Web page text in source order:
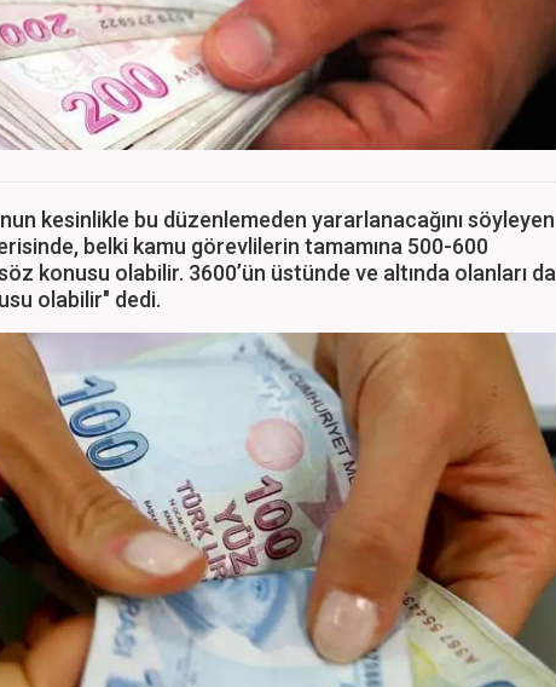
kesinlikle bu düzenlemeden yararlanacağını söyleyen
belki kamu görevlilerin tamamına 500-600
konusu olabilir. 3600’ün üstünde ve altında olanları da
olabilir" dedi.